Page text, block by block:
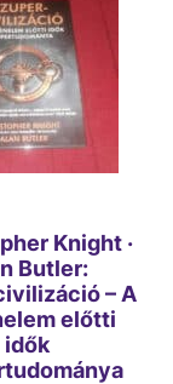
Knight ·
Butler:
– A
előtti
idők